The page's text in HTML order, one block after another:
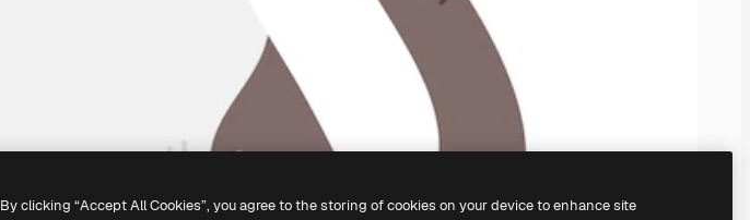
By clicking “Accept All Cookies”, you agree to the storing of cookies on your device to enhance site